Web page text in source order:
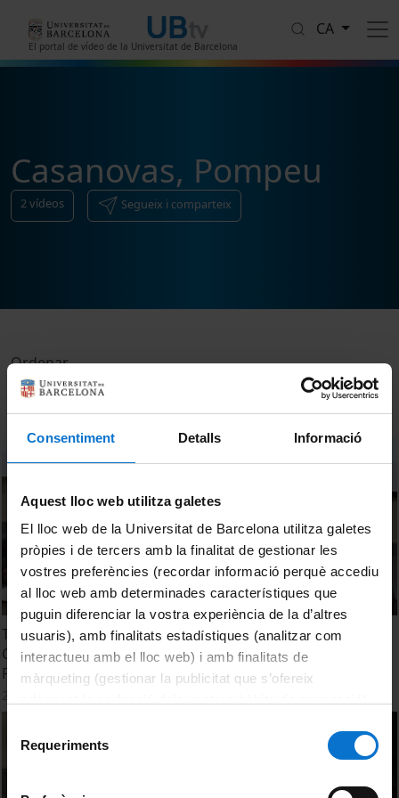
Consentiment Detalls Informació
Aquest lloc web utilitza galetes
El lloc web de la Universitat de Barcelona utilitza galetes
pròpies i de tercers amb la finalitat de gestionar les
vostres preferències (recordar informació perquè accediu
al lloc web amb determinades característiques que
puguin diferenciar la vostra experiència de la d’altres
usuaris), amb finalitats estadístiques (analitzar com
interactueu amb el lloc web) i amb finalitats de
màrqueting (gestionar la publicitat que s’ofereix
consultar laPolítica de galetes del lloc web de la
Requeriments
El portal de vídeo de la Universitat de Barcelona
CA
Casanovas, Pompeu
2vídeos Segueix i comparteix
Ordenar
Taula de diàleg moderada per Neus Nogué. Pompeu
Casanovas, Manuel García Carpintero, Jordi Fortuny i Lluís
Payrató